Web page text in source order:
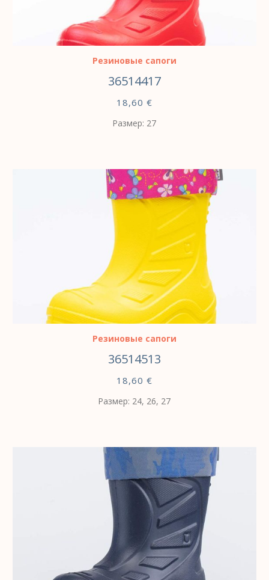
ВЫБЕРИТЕ ПАРАМЕТРЫ
Резиновые сапоги
36514417
18,60 €
Размер: 27
ВЫБЕРИТЕ ПАРАМЕТРЫ
Резиновые сапоги
36514513
18,60 €
Размер: 24, 26, 27